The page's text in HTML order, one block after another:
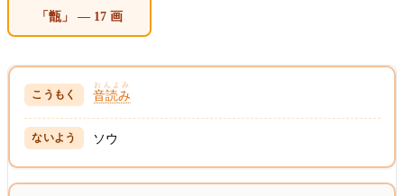
「甑」 — 17 画
音読み
おんよみ
ソウ